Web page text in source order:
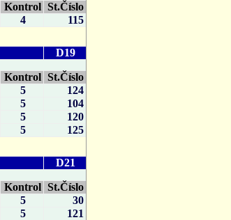
Kontrol St.Číslo
4 115
D19
Kontrol St.Číslo
5
124
5
104
5
120
5 125
D21
Kontrol St.Číslo
5
30
5 121